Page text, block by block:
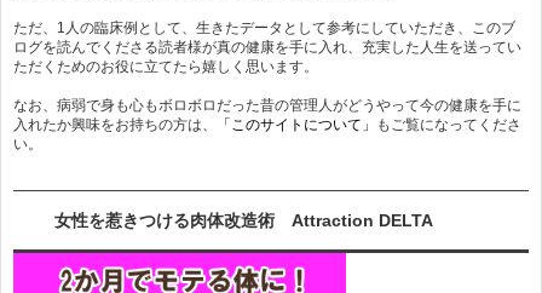
ただ、1人の臨床例として、生きたデータとして参考にしていただき、このブ
ログを読んでくださる読者様が真の健康を手に入れ、充実した人生を送ってい
ただくためのお役に立てたら嬉しく思います。
なお、病弱で身も心もボロボロだった昔の管理人がどうやって今の健康を手に
入れたか興味をお持ちの方は、
「このサイトについて」
もご覧になってくださ
い。
女性を惹きつける肉体改造術 Attraction DELTA